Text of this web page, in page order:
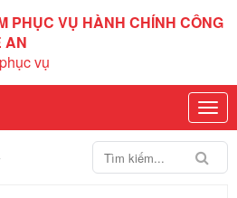
PHỤC VỤ HÀNH CHÍNH CÔNG
AN
vụ